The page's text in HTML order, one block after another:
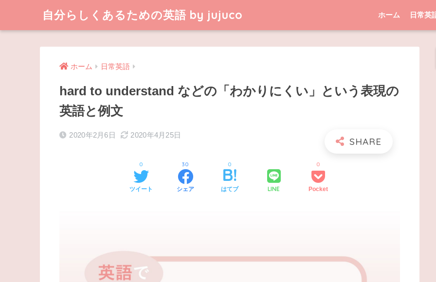
自分らしくあるための英語 by jujuco ホーム 日常英
ホーム 日常英語
hard to understand などの「わかりにくい」という表現の
英語と例文
2020年2月6日 2020年4月25日
ツイート
0
シェア
30
はてブ
0
LINE Pocket
0